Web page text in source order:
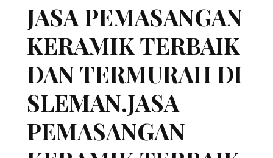
JASA PEMASANGAN
KERAMIK TERBAIK
DAN TERMURAH DI
SLEMAN.JASA
PEMASANGAN